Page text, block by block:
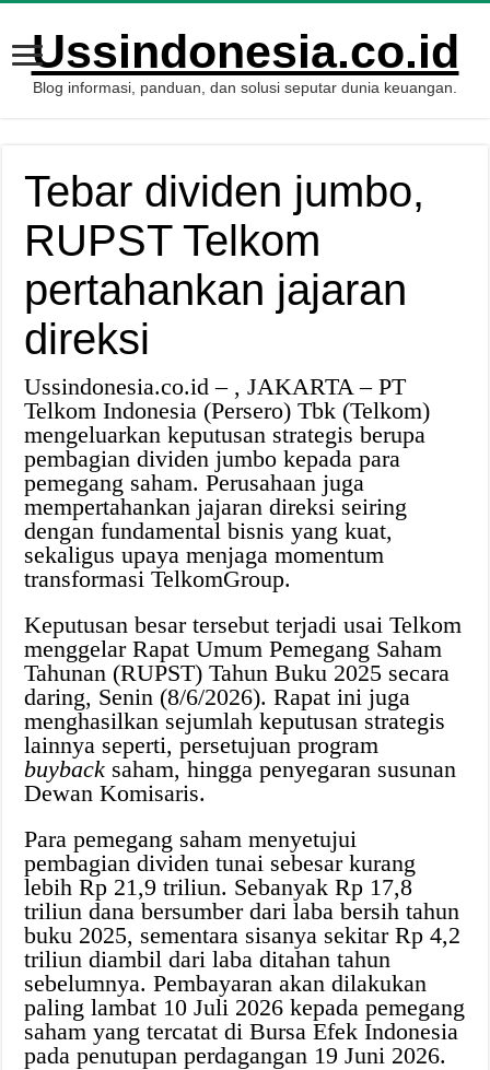
Ussindonesia.co.id
Blog informasi, panduan, dan solusi seputar dunia keuangan.
Tebar dividen jumbo,
RUPST Telkom
pertahankan jajaran
direksi
Ussindonesia.co.id – , JAKARTA – PT
Telkom Indonesia (Persero) Tbk (Telkom)
mengeluarkan keputusan strategis berupa
pembagian dividen jumbo kepada para
pemegang saham. Perusahaan juga
mempertahankan jajaran direksi seiring
dengan fundamental bisnis yang kuat,
sekaligus upaya menjaga momentum
transformasi TelkomGroup.
Keputusan besar tersebut terjadi usai Telkom
menggelar Rapat Umum Pemegang Saham
Tahunan (RUPST) Tahun Buku 2025 secara
daring, Senin (8/6/2026). Rapat ini juga
menghasilkan sejumlah keputusan strategis
lainnya seperti, persetujuan program
buyback saham, hingga penyegaran susunan
Dewan Komisaris.
Para pemegang saham menyetujui
pembagian dividen tunai sebesar kurang
lebih Rp 21,9 triliun. Sebanyak Rp 17,8
triliun dana bersumber dari laba bersih tahun
buku 2025, sementara sisanya sekitar Rp 4,2
triliun diambil dari laba ditahan tahun
sebelumnya. Pembayaran akan dilakukan
paling lambat 10 Juli 2026 kepada pemegang
saham yang tercatat di Bursa Efek Indonesia
pada penutupan perdagangan 19 Juni 2026.